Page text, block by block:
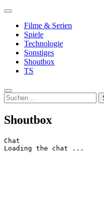
Zum
springen
Lost Fate
In Skill We Trust
Primäres
Filme & Serien
Spiele
Technologie
Sonstiges
Shoutbox
TS
Suche
Suchen
nach:
Shoutbox
Chat
Loading the chat ...